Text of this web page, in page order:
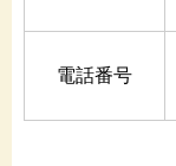
電話番号